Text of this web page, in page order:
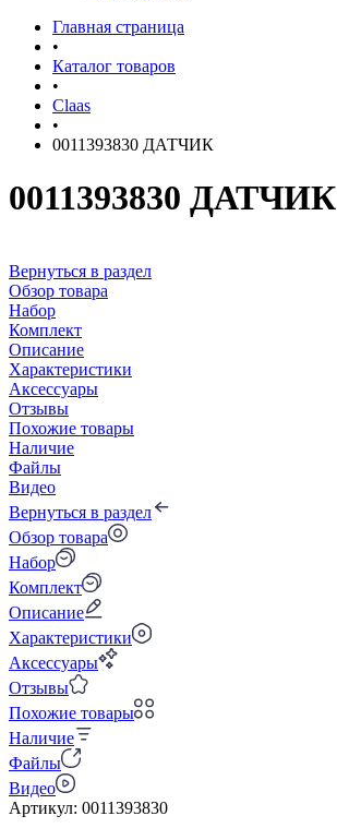
Главная страница
•
Каталог товаров
•
Claas
•
0011393830 ДАТЧИК
0011393830 ДАТЧИК
Вернуться в раздел
Обзор товара
Набор
Комплект
Описание
Характеристики
Аксессуары
Отзывы
Похожие товары
Наличие
Файлы
Видео
Вернуться в раздел
Обзор товара
Набор
Комплект
Описание
Характеристики
Аксессуары
Отзывы
Похожие товары
Наличие
Файлы
Видео
Артикул: 0011393830